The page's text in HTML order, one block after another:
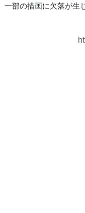
一部の描画に欠落が生